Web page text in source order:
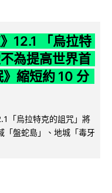
12.1 「烏拉特
為提高世界首
縮短約 10 分
「烏拉特克的詛咒」將
「盤蛇島」、地城「毒牙